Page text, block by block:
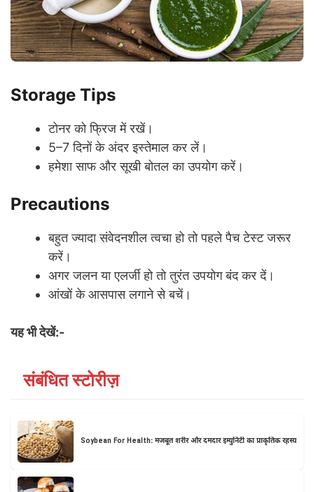
Storage Tips
टोनर को फ्रिज में रखें।
5–7 दिनों के अंदर इस्तेमाल कर लें।
हमेशा साफ और सूखी बोतल का उपयोग करें।
Precautions
बहुत ज्यादा संवेदनशील त्वचा हो तो पहले पैच टेस्ट जरूर
करें।
अगर जलन या एलर्जी हो तो तुरंत उपयोग बंद कर दें।
आंखों के आसपास लगाने से बचें।
यह भी देखें:-
संबंधित स्टोरीज़
Soybean For Health: मजबूत शरीर और दमदार इम्युनिटी का प्राकृतिक रहस्य